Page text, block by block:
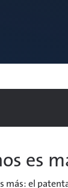
es
más: el